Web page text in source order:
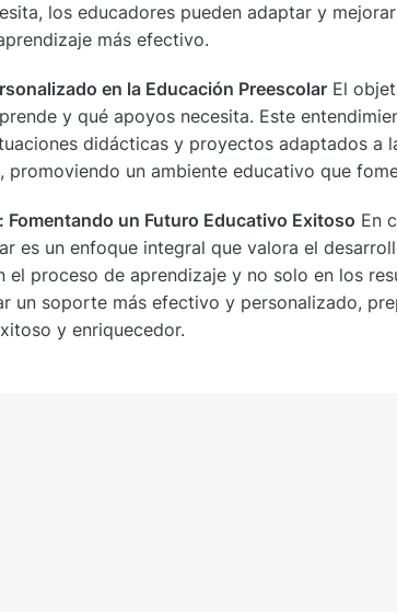
los educadores pueden adaptar y
más efectivo.
en la Educación Preescolar El
y qué apoyos necesita. Este
didácticas y proyectos adaptados a
promoviendo un ambiente educativo que
Fomentando un Futuro Educativo Exitoso En
es un enfoque integral que valora el
el proceso de aprendizaje y no solo en los
un soporte más efectivo y personalizado,
y enriquecedor.